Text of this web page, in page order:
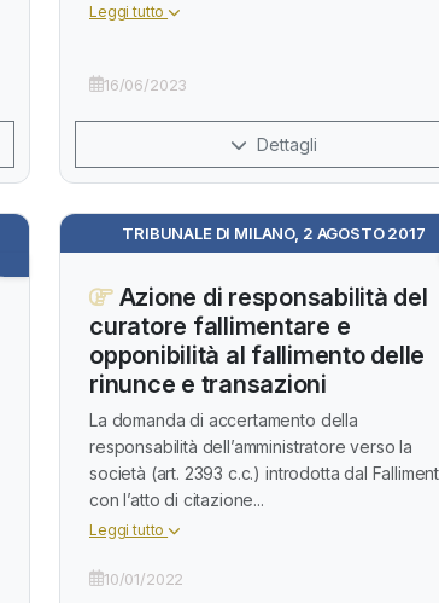
Leggi tutto
16/06/2023
Dettagli
TRIBUNALE DI MILANO, 2 AGOSTO 2017
Azione di responsabilità del
curatore fallimentare e
opponibilità al fallimento delle
rinunce e transazioni
La domanda di accertamento della
responsabilità dell’amministratore verso la
società (art. 2393 c.c.) introdotta dal
con l’atto di citazione...
Leggi tutto
10/01/2022